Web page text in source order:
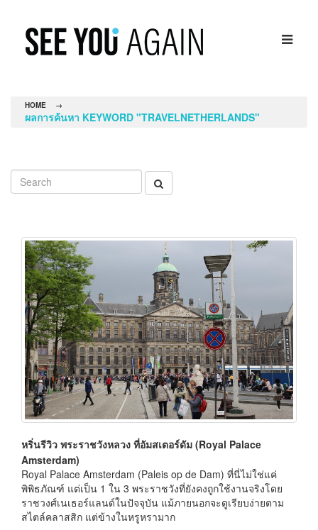
HOME →
ผลการค้นหา KEYWORD "TRAVELNETHERLANDS"
หริ่นรีวิว พระราชวังหลวง ที่อัมสเตอร์ดัม (Royal Palace
Amsterdam)
Royal Palace Amsterdam (Paleis op de Dam) ที่นี่ไม่ใช่แค่
พิพิธภัณฑ์ แต่เป็น 1 ใน 3 พระราชวังที่ยังคงถูกใช้งานจริงโดย
ราชวงศ์เนเธอร์แลนด์ในปัจจุบัน แม้ภายนอกจะดูเรียบง่ายตาม
สไตล์คลาสสิก แต่ข้างในหรูหรามาก